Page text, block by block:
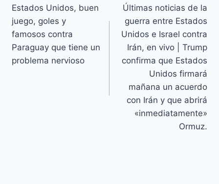
Estados Unidos, buen
juego, goles y
famosos contra
Paraguay que tiene un
problema nervioso
Últimas noticias de la
guerra entre Estados
Unidos e Israel contra
Irán, en vivo | Trump
confirma que Estados
Unidos firmará
mañana un acuerdo
con Irán y que abrirá
«inmediatamente»
Ormuz.